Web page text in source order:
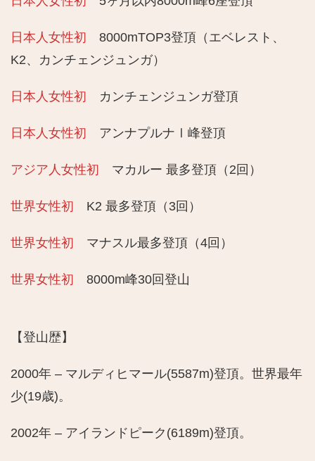
日本人女性初 8000mTOP3登頂（エベレスト、
K2、カンチェンジュンガ）
日本人女性初 カンチェンジュンガ登頂
日本人女性初 アンナプルナⅠ峰登頂
アジア人女性初 マカルー 最多登頂（2回）
世界女性初 K2 最多登頂（3回）
世界女性初 マナスル最多登頂（4回）
世界女性初 8000m峰30回登山
【登山歴】
2000年 – マルディヒマール(5587m)登頂。世界最年
少(19歳)。
2002年 – アイランドピーク(6189m)登頂。